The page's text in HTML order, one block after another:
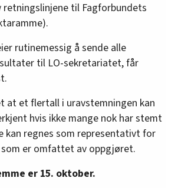
til Fagforbundets
rutinemessig å sende alle
til LO-sekretariatet, får
at et flertall i uravstemningen kan
hvis ikke mange nok har stemt
kan regnes som representativt for
er omfattet av oppgjøret.
er 15. oktober.